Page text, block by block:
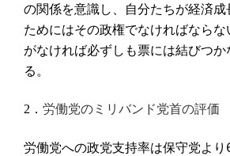
の関係を意識し、自分たちが経済成
ためにはその政権でなければなら
がなければ必ずしも票には結びつ
る。
2． 労働党のミリバンド党首の評価
労働党への政党支持率は保守党より